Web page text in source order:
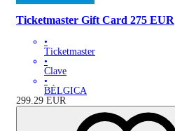
Ticketmaster Gift Card 275 EUR
•
Ticketmaster
•
Clave
•
BÉLGICA
299.29 EUR